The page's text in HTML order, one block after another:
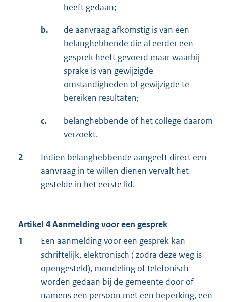
heeft gedaan;
b.
de aanvraag afkomstig is van een
belanghebbende die al eerder een
gesprek heeft gevoerd maar waarbij
sprake is van gewijzigde
omstandigheden of gewijzigde te
bereiken resultaten;
c.
belanghebbende of het college daarom
verzoekt.
2
Indien belanghebbende aangeeft direct een
aanvraag in te willen dienen vervalt het
gestelde in het eerste lid.
Artikel 4 Aanmelding voor een gesprek
1
Een aanmelding voor een gesprek kan
schriftelijk, elektronisch ( zodra deze weg is
opengesteld), mondeling of telefonisch
worden gedaan bij de gemeente door of
namens een persoon met een beperking, een